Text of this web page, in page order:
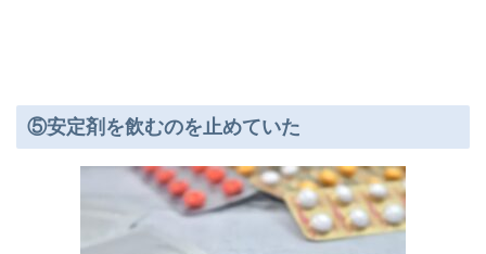
⑤安定剤を飲むのを止めていた